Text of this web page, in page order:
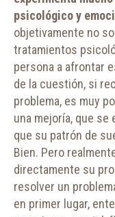
psicológico y
objetivamente no
tratamientos
persona a afrontar
de la cuestión, si
problema, es muy
una mejoría, que
que su patrón de
Bien. Pero
directamente su
resolver un
en primer lugar,